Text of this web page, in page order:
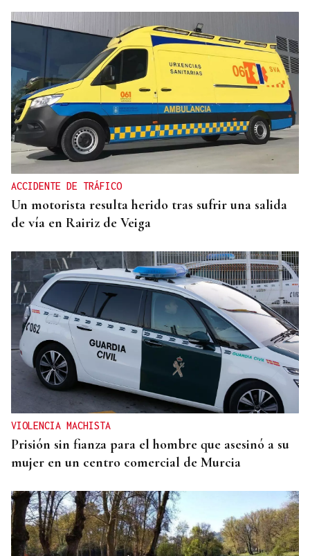
LA REVISTA
La playlist de... Jay Doe
ACCIDENTE DE TRÁFICO
Un motorista resulta herido tras sufrir una salida
de vía en Rairiz de Veiga
VIOLENCIA MACHISTA
Prisión sin fianza para el hombre que asesinó a su
mujer en un centro comercial de Murcia